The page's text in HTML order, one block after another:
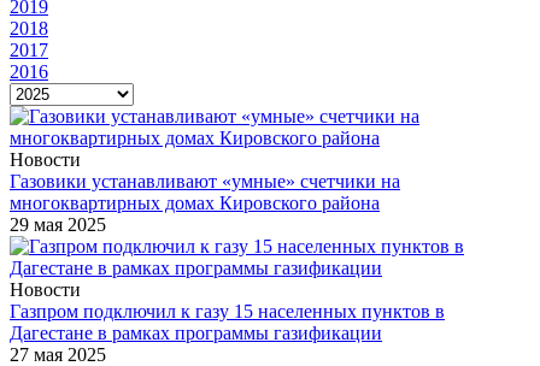
2019
2018
2017
2016
Новости
Газовики устанавливают «умные» счетчики на
многоквартирных домах Кировского района
29 мая 2025
Новости
Газпром подключил к газу 15 населенных пунктов в
Дагестане в рамках программы газификации
27 мая 2025